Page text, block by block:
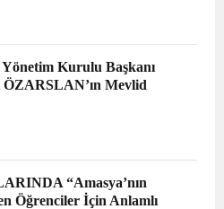
Kurulu Başkanı
Mevlid
“Amasya’nın
Öğrenciler İçin Anlamlı